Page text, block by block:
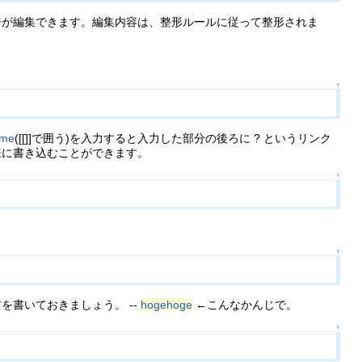
編集できます。編集内容は、整形ルールに従って整形されま
↑
([[]]で囲う)を入力すると入力した部分の後ろに ? というリンク
書き込むことができます。
↑
↑
書いておきましょう。 -- hogehoge←こんなかんじで。
↑